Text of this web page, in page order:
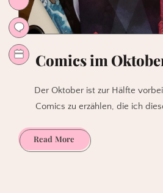
Comics im
Der Oktober ist zur Hälfte
Comics zu erzählen, die ich
Read MoreComics
im